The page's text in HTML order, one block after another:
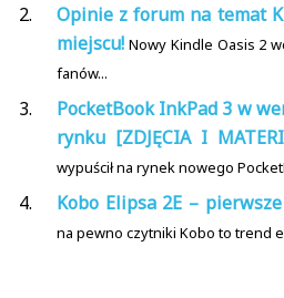
Opinie z forum na temat
miejscu! Nowy Kindle Oasis 2
fanów...
PocketBook InkPad 3 w
rynku [ZDJĘCIA I
wypuścił na rynek nowego
Kobo Elipsa 2E –
na pewno czytniki Kobo to trend